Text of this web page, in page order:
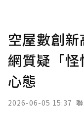
空屋數創
網質疑「
心態
2026-06-05 15:37